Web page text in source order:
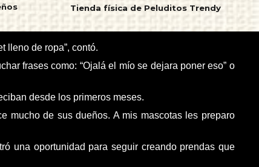
Tienda física de Peluditos Trendy
lleno de ropa”, contó.
frases como: “Ojalá el mío se dejara poner eso” o
desde los primeros meses.
mucho de sus dueños. A mis mascotas les preparo
una oportunidad para seguir creando prendas que